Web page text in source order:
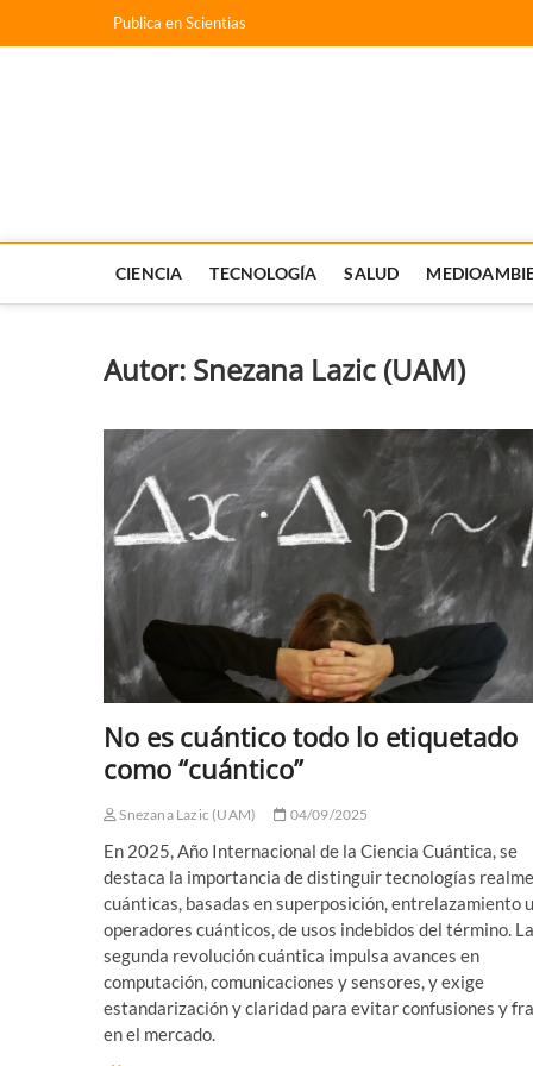
Publica en Scientias
CIENCIA TECNOLOGÍA SALUD
Autor: Snezana Lazic (UAM)
No es cuántico todo lo etiquetado
como “cuántico”
Snezana Lazic (UAM) 04/09/2025
En 2025, Año Internacional de la Ciencia Cuántica, se
destaca la importancia de distinguir tecnologías
cuánticas, basadas en superposición, entrelazamiento u
operadores cuánticos, de usos indebidos del término. La
segunda revolución cuántica impulsa avances en
computación, comunicaciones y sensores, y exige
estandarización y claridad para evitar confusiones y
en el mercado.